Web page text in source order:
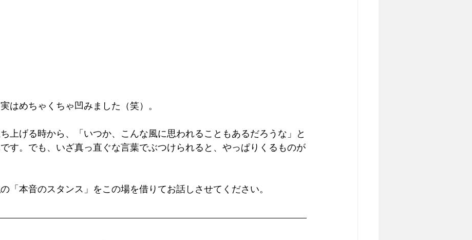
はめちゃくちゃ凹みました（笑）。
上げる時から、「いつか、こんな風に思われることもあるだろうな」と
す。でも、いざ真っ直ぐな言葉でぶつけられると、やっぱりくるものが
「本音のスタンス」をこの場を借りてお話しさせてください。